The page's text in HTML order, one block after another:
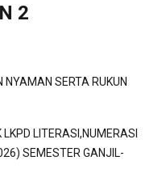
2
SERTA RUKUN
LKPD LITERASI,NUMERASI
SEMESTER GANJIL-